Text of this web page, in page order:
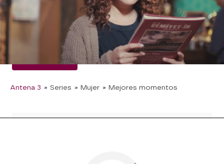
Allí comprueba que sus sospechas son ciertas:
encuentra los pendientes y el anillo con los que
Fazilet aparece en la revista. Y consigue hacer
unas fotos… que mandará a la escritora.
Bahar Çeşmeli
Antena 3 » Series » Mujer » Mejores momentos